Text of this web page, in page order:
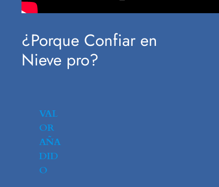
¿Porque Confiar en
Nieve pro?
VAL
OR
AÑA
DID
O